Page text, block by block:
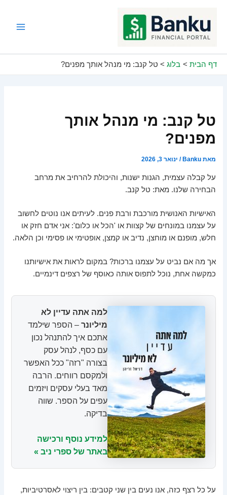
דף הבית בלוג טל קנב: מי מנהל אותך מפנים?
טל קנב: מי מנהל אותך
מפנים?
מאתBanku
/ ינואר 3, 2026
על קבלה עצמית, הגנות ישנות, והיכולת להרחיב את מרחב
הבחירה שלנו. מאת: טל קנב.
האישיות האנושית מורכבת ורבת פנים. לעיתים אנו נוטים לחשוב
על עצמנו במונחים של קצוות או 'הכל או כלום': אני אדם חזק או
חלש, מופנם או מוחצן, נדיב או קמצן, אופטימי או פסימי וכן הלאה.
אך מה אם נביט על עצמנו ברכות? במקום לראות את אישיותנו
כמקשה אחת, נוכל לתפוס אותה כאוסף של רצפים דינמיים.
למה אתה עדיין לא
מיליונר – הספר שילמד
אתכם איך להתנהל נכון
עם כסף, לנהל עסק
בצורה "רזה" ככל האפשר
ולמקסם רווחים. הרבה
מאד בעלי עסקים ויזמים
עפים על הספר. שווה
בדיקה.
למידע נוסף ורכישה
באתר של ספרי ניב »
על כל רצף כזה, אנו נעים בין שני קטבים: בין ריצוי לאסרטיביות,